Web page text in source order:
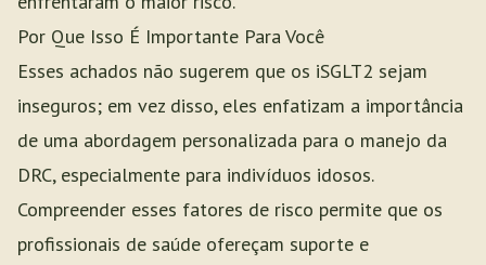
Por Que Isso É Importante Para Você
Esses achados não sugerem que os iSGLT2 sejam
inseguros; em vez disso, eles enfatizam a importância
de uma abordagem personalizada para o manejo da
DRC, especialmente para indivíduos idosos.
Compreender esses fatores de risco permite que os
profissionais de saúde ofereçam suporte e